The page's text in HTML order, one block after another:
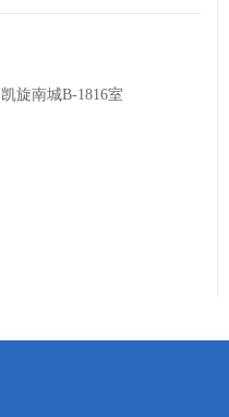
旋南城B-1816室